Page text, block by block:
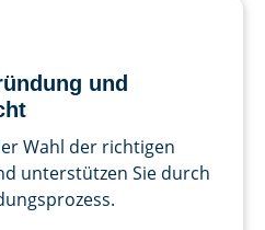
und
Wahl der richtigen
unterstützen Sie durch